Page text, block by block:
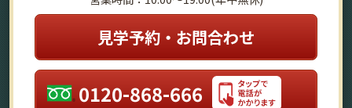
見学予約・お問合わせ
0120-868-666